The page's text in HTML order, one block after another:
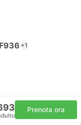
+1
Prenota ora